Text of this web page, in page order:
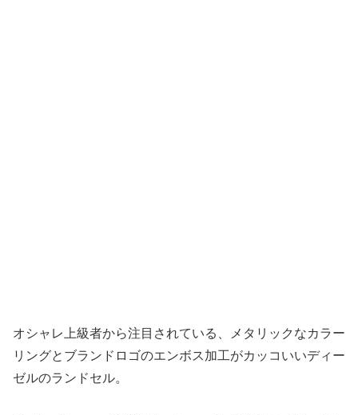
オシャレ上級者から注目されている、メタリックなカラー
リングとブランドロゴのエンボス加工がカッコいいディー
ゼルのランドセル。